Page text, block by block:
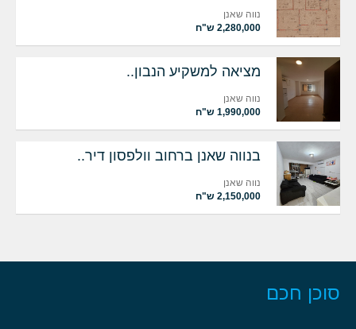
נווה שאנן
2,280,000 ש"ח
מציאה למשקיע הנבון..
נווה שאנן
1,990,000 ש"ח
בנווה שאנן ברחוב וולפסון דיר..
נווה שאנן
2,150,000 ש"ח
סוכן חכם